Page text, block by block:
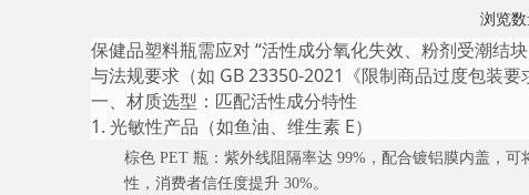
浏览数
保健品塑料瓶需应对 “活性成分氧化失效、粉剂受潮结
与法规要求（如 GB 23350-2021《限制商品过度包装
一、材质选型：匹配活性成分特性
1. 光敏性产品（如鱼油、维生素 E）
棕色 PET 瓶 ：紫外线阻隔率达 99%，配合镀铝膜内盖，
性，消费者信任度提升 30%。